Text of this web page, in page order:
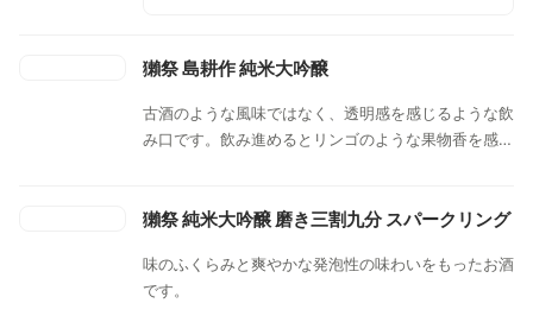
獺祭 島耕作 純米大吟醸
古酒のような風味ではなく、透明感を感じるような飲
み口です。飲み進めるとリンゴのような果物香を感じ
獺祭 純米大吟醸 磨き三割九分 スパークリング
味のふくらみと爽やかな発泡性の味わいをもったお酒
です。